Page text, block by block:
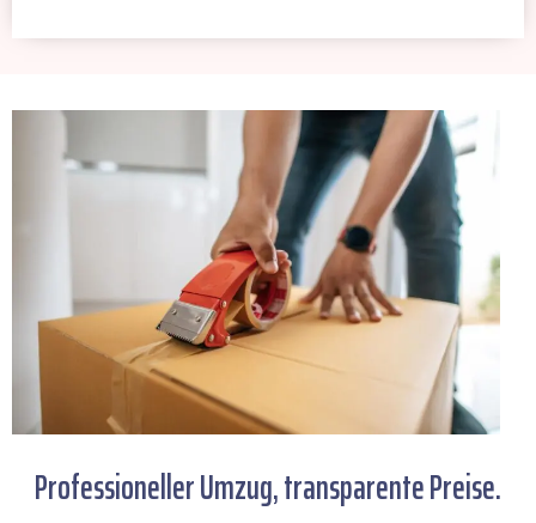
Professioneller Umzug, transparente Preise.